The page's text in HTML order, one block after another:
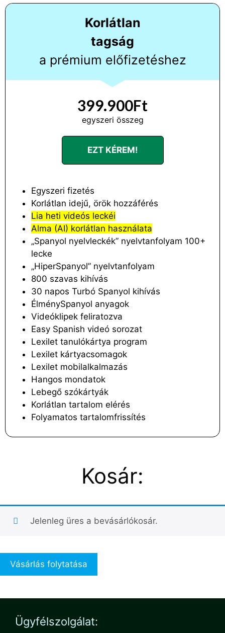
Korlátlan
tagság
a prémium előfizetéshez
399.900Ft
egyszeri összeg
EZT KÉREM!
Egyszeri fizetés
Korlátlan idejű, örök hozzáférés
Lia heti videós leckéi
Alma (AI) korlátlan használata
„Spanyol nyelvleckék” nyelvtanfolyam 100+
lecke
„HiperSpanyol” nyelvtanfolyam
800 szavas kihívás
30 napos Turbó Spanyol kihívás
ÉlménySpanyol anyagok
Videóklipek feliratozva
Easy Spanish videó sorozat
Lexilet tanulókártya program
Lexilet kártyacsomagok
Lexilet mobilalkalmazás
Hangos mondatok
Lebegő szókártyák
Korlátlan tartalom elérés
Folyamatos tartalomfrissítés
Kosár:
Jelenleg üres a bevásárlókosár.
Vásárlás folytatása
Ügyfélszolgálat: